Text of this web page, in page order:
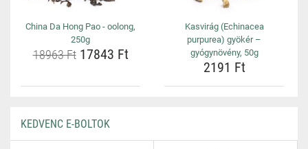
China Da Hong Pao - oolong,
250g
18963 Ft17843 Ft
Kasvirág (Echinacea
purpurea) gyökér –
gyógynövény, 50g
2191 Ft
KEDVENC E-BOLTOK